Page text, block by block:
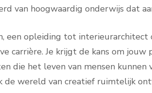
van hoogwaardig onderwijs dat
een opleiding tot interieurarchitect
carrière. Je krijgt de kans om
die het leven van mensen kunnen
de wereld van creatief ruimtelijk